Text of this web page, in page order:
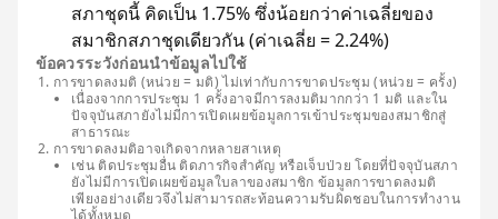
สภาชุดนี้ คิดเป็น 1.75% ซึ่งน้อยกว่าค่าเฉลี่ยของ
สมาชิกสภาชุดเดียวกัน (ค่าเฉลี่ย = 2.24%)
ข้อควรระวังก่อนนำข้อมูลไปใช้
การขาดลงมติ (หน่วย = มติ) ไม่เท่ากับการขาดประชุม (หน่วย = ครั้ง)
เนื่องจากการประชุม 1 ครั้งอาจมีการลงมติมากกว่า 1 มติ และใน
ปัจจุบันสภายังไม่มีการเปิดเผยข้อมูลการเข้าประชุมของสมาชิกสู่
สาธารณะ
การขาดลงมติอาจเกิดจากหลายสาเหตุ
เช่น ติดประชุมอื่น ติดภารกิจสำคัญ หรือเจ็บป่วย โดยที่ปัจจุบันสภา
ยังไม่มีการเปิดเผยข้อมูลใบลาของสมาชิก ข้อมูลการขาดลงมติ
เพียงอย่างเดียวจึงไม่สามารถสะท้อนความรับผิดชอบในการทำงาน
ได้ทั้งหมด